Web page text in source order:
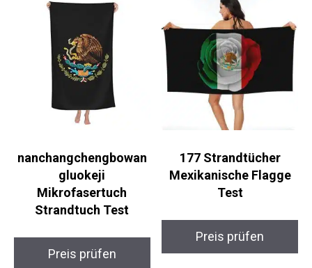
nanchangchengbowan
gluokeji
Mikrofasertuch
Strandtuch Test
Preis prüfen
177 Strandtücher
Mexikanische Flagge
Test
Preis prüfen